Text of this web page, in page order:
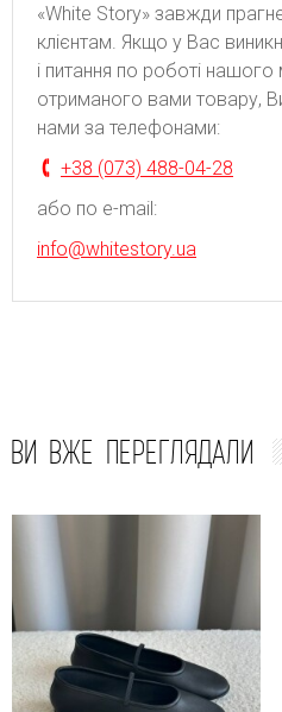
«White Story» завжди
клієнтам. Якщо у Вас
і питання по роботі
отриманого вами товару,
нами за телефонами:
+38 (073) 488-04-28
або по e-mail:
info@whitestory.ua
ВИ ВЖЕ ПЕРЕГЛЯДАЛИ